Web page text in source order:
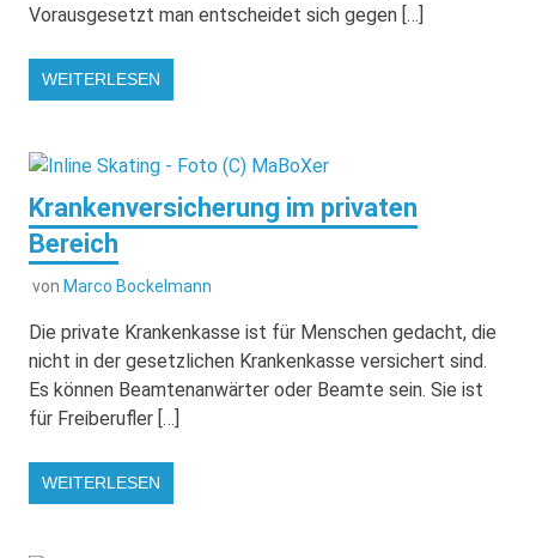
Vorausgesetzt man entscheidet sich gegen […]
WEITERLESEN
Krankenversicherung im privaten
Bereich
von Marco Bockelmann
Die private Krankenkasse ist für Menschen gedacht, die
nicht in der gesetzlichen Krankenkasse versichert sind.
Es können Beamtenanwärter oder Beamte sein. Sie ist
für Freiberufler […]
WEITERLESEN